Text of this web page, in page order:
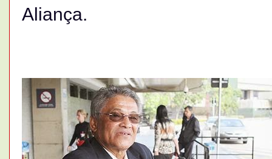
Aliança.